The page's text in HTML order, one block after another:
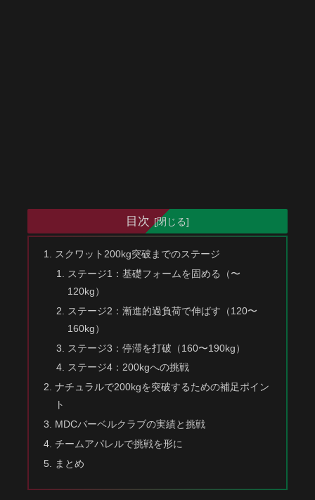
目次
スクワット200kg突破までのステージ
ステージ1：基礎フォームを固める（〜
120kg）
ステージ2：漸進的過負荷で伸ばす（120〜
160kg）
ステージ3：停滞を打破（160〜190kg）
ステージ4：200kgへの挑戦
ナチュラルで200kgを突破するための補足ポイン
ト
MDCバーベルクラブの実績と挑戦
チームアパレルで挑戦を形に
まとめ